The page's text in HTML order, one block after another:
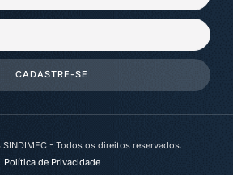
CADASTRE-SE
- Todos os direitos reservados.
Política de Privacidade